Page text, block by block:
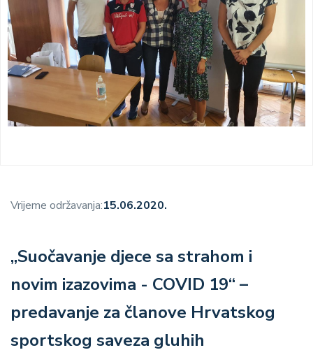
Vrijeme održavanja:15.06.2020.
„Suočavanje djece sa strahom i
novim izazovima - COVID 19“ –
predavanje za članove Hrvatskog
sportskog saveza gluhih